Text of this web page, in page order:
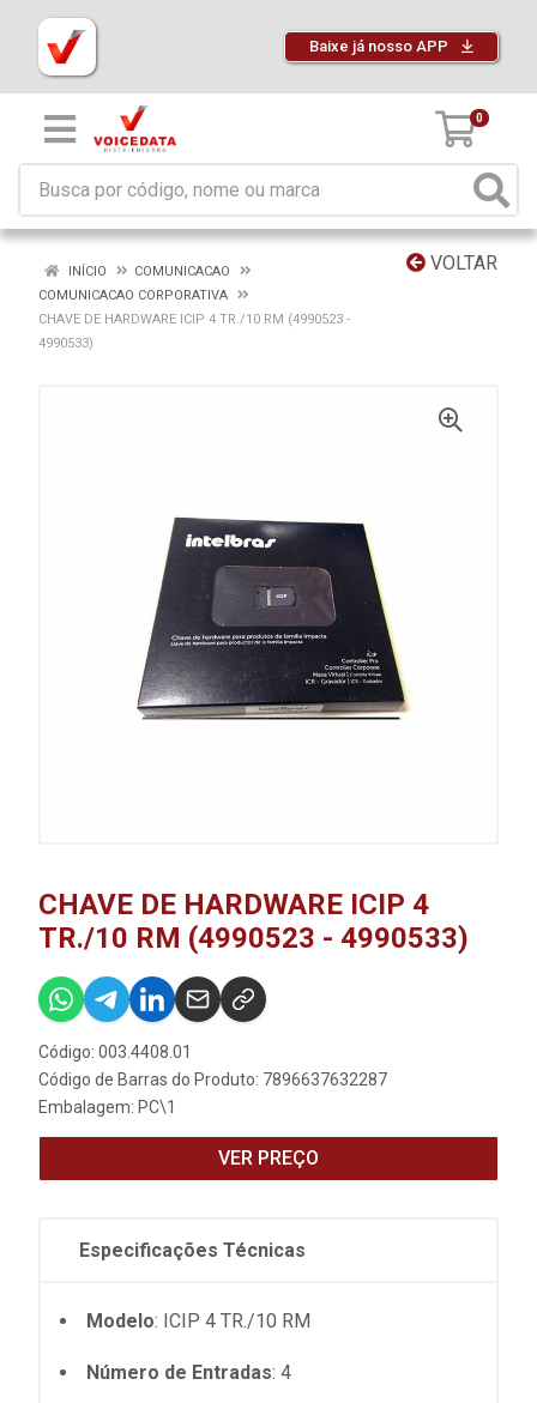
Baixe já nosso APP
0
VOLTAR
INÍCIO
COMUNICACAO
COMUNICACAO CORPORATIVA
CHAVE DE HARDWARE ICIP 4 TR./10 RM (4990523 -
4990533)
CHAVE DE HARDWARE ICIP 4
TR./10 RM (4990523 - 4990533)
Código: 003.4408.01
Código de Barras do Produto: 7896637632287
Embalagem: PC\1
VER PREÇO
Especificações Técnicas
Modelo: ICIP 4 TR./10 RM
Número de Entradas: 4